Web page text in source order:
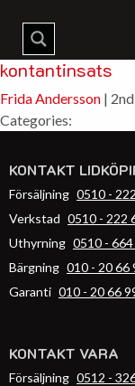
Citroën C5
kontantinsats
Frida Andersson |
Categories:
KONTAKT
Försäljning 0510 -
Verkstad 0510 - 222
Uthyrning 0510 -
Bärgning 010 - 20 66
Garanti 010 - 20 66
KONTAKT VARA
Försäljning 0512 -